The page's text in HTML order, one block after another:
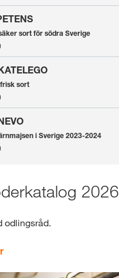
sort för södra Sverige
sort
i Sverige 2023-2024
2026
odlingsråd.